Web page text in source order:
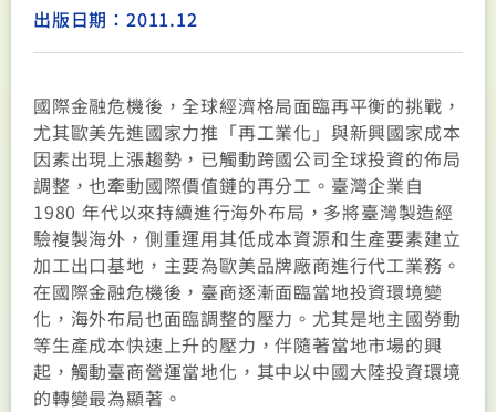
出版日期：2011.12
國際金融危機後，全球經濟格局面臨再平衡的挑戰，
尤其歐美先進國家力推「再工業化」與新興國家成本
因素出現上漲趨勢，已觸動跨國公司全球投資的佈局
調整，也牽動國際價值鏈的再分工。臺灣企業自
1980 年代以來持續進行海外布局，多將臺灣製造經
驗複製海外，側重運用其低成本資源和生產要素建立
加工出口基地，主要為歐美品牌廠商進行代工業務。
在國際金融危機後，臺商逐漸面臨當地投資環境變
化，海外布局也面臨調整的壓力。尤其是地主國勞動
等生產成本快速上升的壓力，伴隨著當地市場的興
起，觸動臺商營運當地化，其中以中國大陸投資環境
的轉變最為顯著。